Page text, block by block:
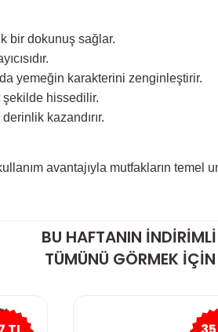
bir dokunuş sağlar.
yemeğin karakterini zenginleştirir.
hissedilir.
kazandırır.
avantajıyla mutfakların temel
BU HAFTANIN İNDİRİMLİ
TÜMÜNÜ GÖRMEK